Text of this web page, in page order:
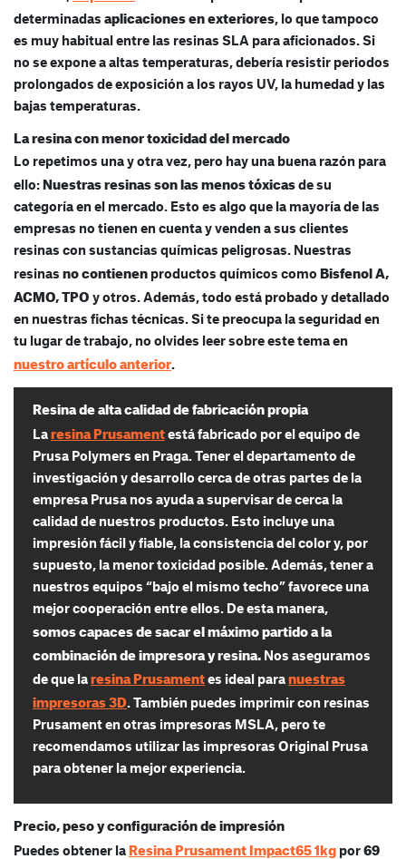
determinadas aplicaciones en exteriores, lo que tampoco
es muy habitual entre las resinas SLA para aficionados. Si
no se expone a altas temperaturas, debería resistir periodos
prolongados de exposición a los rayos UV, la humedad y las
bajas temperaturas.
La resina con menor toxicidad del mercado
Lo repetimos una y otra vez, pero hay una buena razón para
ello:Nuestras resinas son las menos tóxicasde su
categoría en el mercado. Esto es algo que la mayoría de las
empresas no tienen en cuenta y venden a sus clientes
resinas con sustancias químicas peligrosas. Nuestras
resinas no contienen productos químicos como Bisfenol A,
ACMO, TPO y otros. Además, todo está probado y detallado
en nuestras fichas técnicas. Si te preocupa la seguridad en
tu lugar de trabajo, no olvides leer sobre este tema en
nuestro artículo anterior.
Resina de alta calidad de fabricación propia
Laresina Prusamentestá fabricado por el equipo de
Prusa Polymers en Praga. Tener el departamento de
investigación y desarrollo cerca de otras partes de la
empresa Prusa nos ayuda a supervisar de cerca la
calidad de nuestros productos. Esto incluye una
impresión fácil y fiable, la consistencia del color y, por
supuesto, la menor toxicidad posible. Además, tener a
nuestros equipos “bajo el mismo techo” favorece una
mejor cooperación entre ellos. De esta manera,
somos capaces de sacar el máximo partido a la
combinación de impresora y resina. Nos aseguramos
de que laresina Prusamentes ideal paranuestras
impresoras 3D. También puedes imprimir con resinas
Prusament en otras impresoras MSLA, pero te
recomendamos utilizar las impresoras Original Prusa
para obtener la mejor experiencia.
Precio, peso y configuración de impresión
Puedes obtener laResina Prusament Impact65 1kg por69